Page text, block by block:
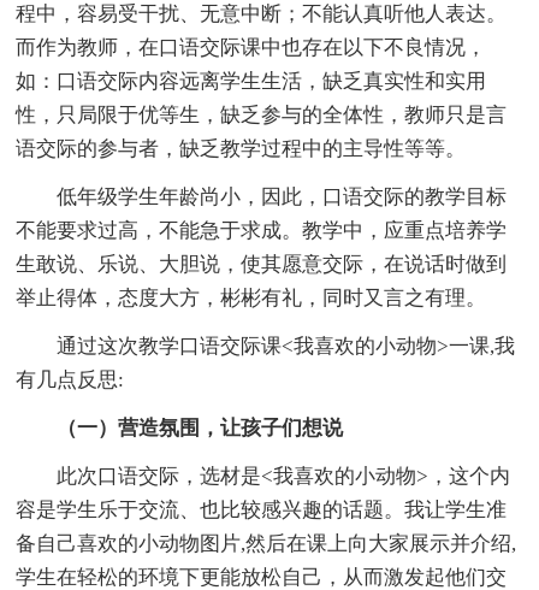
程中，容易受干扰、无意中断；不能认真听他人表达。
而作为教师，在口语交际课中也存在以下不良情况，
如：口语交际内容远离学生生活，缺乏真实性和实用
性，只局限于优等生，缺乏参与的全体性，教师只是言
语交际的参与者，缺乏教学过程中的主导性等等。
低年级学生年龄尚小，因此，口语交际的教学目标
不能要求过高，不能急于求成。教学中，应重点培养学
生敢说、乐说、大胆说，使其愿意交际，在说话时做到
举止得体，态度大方，彬彬有礼，同时又言之有理。
通过这次教学口语交际课<我喜欢的小动物>一课,我
有几点反思:
（一）营造氛围，让孩子们想说
此次口语交际，选材是<我喜欢的小动物>，这个内
容是学生乐于交流、也比较感兴趣的话题。我让学生准
备自己喜欢的小动物图片,然后在课上向大家展示并介绍,
学生在轻松的环境下更能放松自己，从而激发起他们交